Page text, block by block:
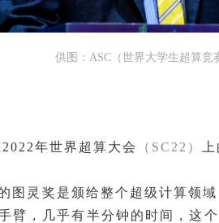
供图：ASC（世界大学生超算竞
年世界超算大会 （SC22）
图灵奖是颁给整个超级计算领
臂，几乎有半分钟的时间，这